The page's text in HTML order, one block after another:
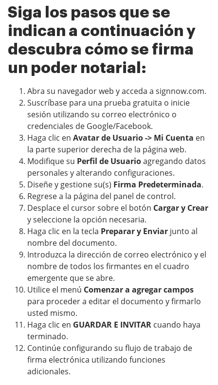
Siga los pasos que se
indican a continuación y
descubra cómo se firma
un poder notarial:
Abra su navegador web y acceda a signnow.com.
Suscríbase para una prueba gratuita o inicie
sesión utilizando su correo electrónico o
credenciales de Google/Facebook.
Haga clic en Avatar de Usuario -> Mi Cuenta en
la parte superior derecha de la página web.
Modifique su Perfil de Usuarioagregando datos
personales y alterando configuraciones.
Diseñe y gestione su(s) Firma Predeterminada.
Regrese a la página del panel de control.
Desplace el cursor sobre el botón Cargar y Crear
y seleccione la opción necesaria.
Haga clic en la tecla Preparar y Enviar junto al
nombre del documento.
Introduzca la dirección de correo electrónico y el
nombre de todos los firmantes en el cuadro
emergente que se abre.
Utilice el menú Comenzar a agregar campos
para proceder a editar el documento y firmarlo
usted mismo.
Haga clic en GUARDAR E INVITAR cuando haya
terminado.
Continúe configurando su flujo de trabajo de
firma electrónica utilizando funciones
adicionales.